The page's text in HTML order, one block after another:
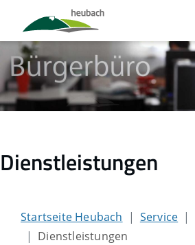
Dienstleistungen
Startseite Heubach Service
Dienstleistungen